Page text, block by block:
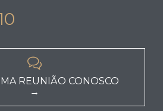

REUNIÃO CONOSCO
→